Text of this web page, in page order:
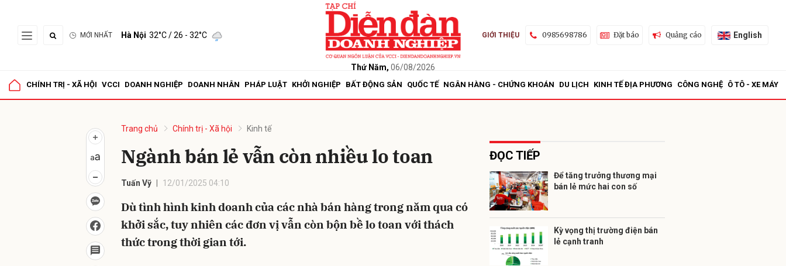
MỚI NHẤT Hà Nội 32°C/ 26 - 32°C
Thứ Năm, 06/08/2026
GIỚI THIỆU 0985698786 Đặt báo Quảng cáo English
CHÍNH TRỊ - XÃ HỘI VCCI DOANH NGHIỆP DOANH NHÂN PHÁP LUẬT KHỞI NGHIỆP BẤT ĐỘNG SẢN QUỐC TẾ NGÂN HÀNG - CHỨNG KHOÁN DU LỊCH KINH TẾ ĐỊA PHƯƠNG CÔNG NGHỆ Ô TÔ - XE MÁY
Trang chủ Chính trị - Xã hội Kinh tế
Ngành bán lẻ vẫn còn nhiều lo toan
Tuấn Vỹ 12/01/2025 04:10
Dù tình hình kinh doanh của các nhà bán hàng trong năm qua có
khởi sắc, tuy nhiên các đơn vị vẫn còn bộn bề lo toan với thách
thức trong thời gian tới.
ĐỌC TIẾP
Để tăng trưởng thương mại
bán lẻ mức hai con số
Kỳ vọng thị trường điện bán
lẻ cạnh tranh
Gửi